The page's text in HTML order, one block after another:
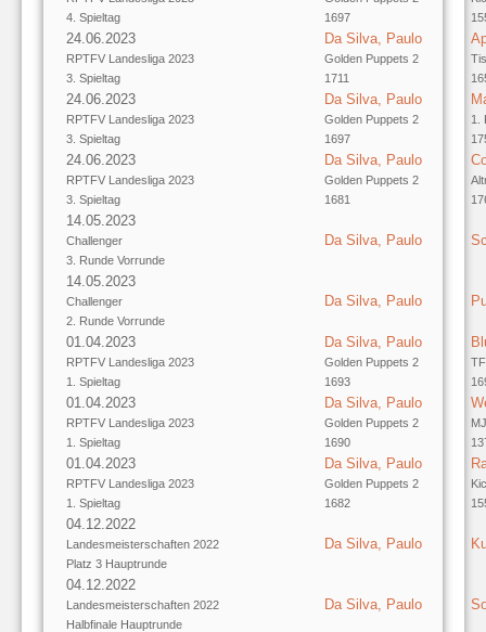
4. Spieltag
1697
24.06.2023
RPTFV Landesliga 2023
3. Spieltag
Da Silva, Paulo
Golden Puppets 2
1711
24.06.2023
RPTFV Landesliga 2023
3. Spieltag
Da Silva, Paulo
Golden Puppets 2
1697
1.
24.06.2023
RPTFV Landesliga 2023
3. Spieltag
Da Silva, Paulo
Golden Puppets 2
1681
14.05.2023
Challenger
3. Runde Vorrunde
Da Silva, Paulo
14.05.2023
Challenger
2. Runde Vorrunde
Da Silva, Paulo
01.04.2023
RPTFV Landesliga 2023
1. Spieltag
Da Silva, Paulo
Golden Puppets 2
1693
01.04.2023
RPTFV Landesliga 2023
1. Spieltag
Da Silva, Paulo
Golden Puppets 2
1690
01.04.2023
RPTFV Landesliga 2023
1. Spieltag
Da Silva, Paulo
Golden Puppets 2
1682
04.12.2022
Landesmeisterschaften 2022
Platz 3 Hauptrunde
Da Silva, Paulo
04.12.2022
Landesmeisterschaften 2022
Halbfinale Hauptrunde
Da Silva, Paulo